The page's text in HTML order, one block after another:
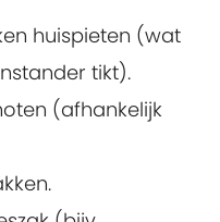
huispieten (wat
tikt).
(afhankelijk